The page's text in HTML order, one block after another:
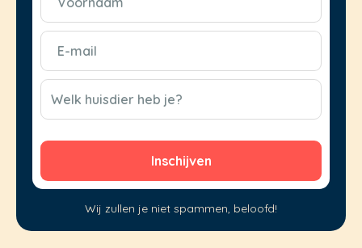
(Vereist)
E-
mail
(Vereist)
CAPTCHA
Welk huisdier heb je?
Wij zullen je niet spammen, beloofd!